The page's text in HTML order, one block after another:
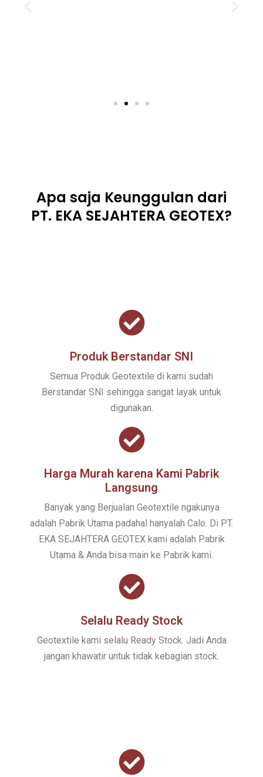
Apa saja Keunggulan dari
PT. EKA SEJAHTERA GEOTEX?
Produk Berstandar SNI
Semua Produk Geotextile di kami sudah
Berstandar SNI sehingga sangat layak untuk
digunakan.
Harga Murah karena Kami Pabrik
Langsung
Banyak yang Berjualan Geotextile ngakunya
adalah Pabrik Utama padahal hanyalah Calo. Di PT.
EKA SEJAHTERA GEOTEX kami adalah Pabrik
Utama & Anda bisa main ke Pabrik kami.
Selalu Ready Stock
Geotextile kami selalu Ready Stock. Jadi Anda
jangan khawatir untuk tidak kebagian stock.